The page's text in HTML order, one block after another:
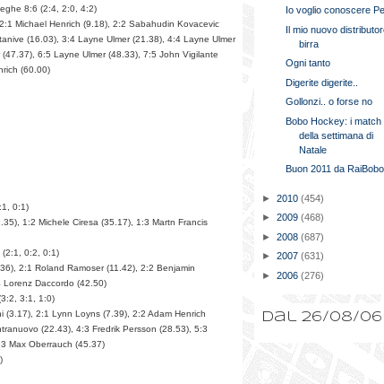
8:6 (2:4, 2:0, 4:2)
Michael Henrich (9.18), 2:2 Sabahudin Kovacevic
(16.03), 3:4 Layne Ulmer (21.38), 4:4 Layne Ulmer
6:5 Layne Ulmer (48.33), 7:5 John Vigilante
(60.00)
0:1)
1:2 Michele Ciresa (35.17), 1:3 Martn Francis
(2:1, 0:2, 0:1)
2:1 Roland Ramoser (11.42), 2:2 Benjamin
Daccordo (42.50)
3:1, 1:0)
2:1 Lynn Loyns (7.39), 2:2 Adam Henrich
(22.43), 4:3 Fredrik Persson (28.53), 5:3
Max Oberrauch (45.37)
Io voglio conoscere
Il mio nuovo
birra
Ogni tanto
Digerite digerite..
Gollonzi.. o forse no
Bobo Hockey: i match
della settimana di
Natale
Buon 2011 da
► 2010 (454)
► 2009 (468)
► 2008 (687)
► 2007 (631)
► 2006 (276)
Dal 26/08/06